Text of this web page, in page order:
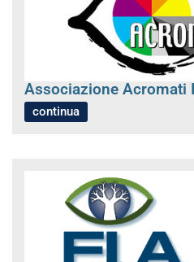
Associazione Acromati
continua